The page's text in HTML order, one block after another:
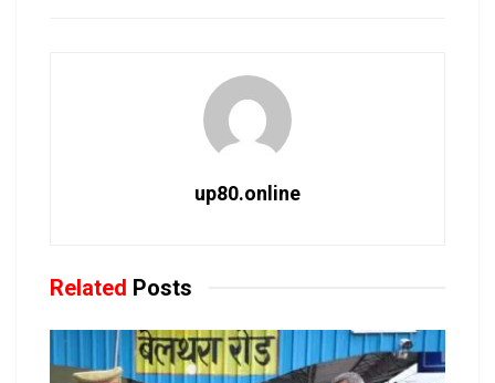
up80.online
Related Posts